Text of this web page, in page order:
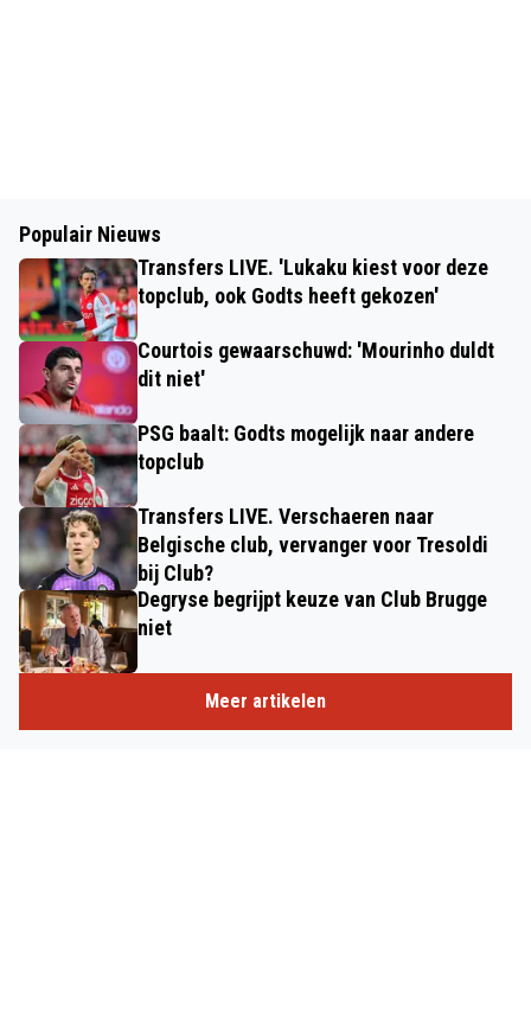
Populair Nieuws
Transfers LIVE. 'Lukaku kiest voor deze
topclub, ook Godts heeft gekozen'
Courtois gewaarschuwd: 'Mourinho duldt
dit niet'
PSG baalt: Godts mogelijk naar andere
topclub
Transfers LIVE. Verschaeren naar
Belgische club, vervanger voor Tresoldi
bij Club?
Degryse begrijpt keuze van Club Brugge
niet
Meer artikelen